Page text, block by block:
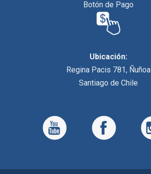
Botón de Pago
Ubicación:
Regina Pacis 781, Ñuñoa
Santiago de Chile